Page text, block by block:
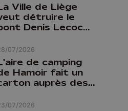
07/2026
Ville de Liège
détruire le
Denis Lecocq
pour le
07/2026
de camping
Hamoir fait un
auprès des